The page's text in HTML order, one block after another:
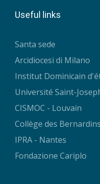
Useful links
Santa sede
Arcidiocesi di Milano
Institut Dominicain
Université Saint-
CISMOC - Louvain
Collège des Bernardins
IPRA - Nantes
Fondazione Cariplo